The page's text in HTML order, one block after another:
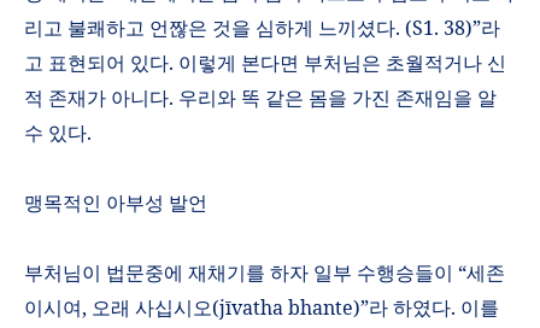
리고 불쾌하고 언짢은 것을 심하게 느끼셨다. (S1. 38)”라
고 표현되어 있다. 이렇게 본다면 부처님은 초월적거나 신
적 존재가 아니다. 우리와 똑 같은 몸을 가진 존재임을 알
수 있다.
맹목적인 아부성 발언
부처님이 법문중에 재채기를 하자 일부 수행승들이 “세존
이시여, 오래 사십시오(jīvatha bhante)”라 하였다. 이를